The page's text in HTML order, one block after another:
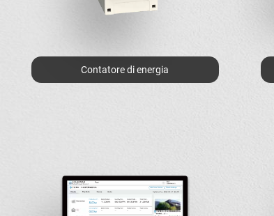
Contatore di energia